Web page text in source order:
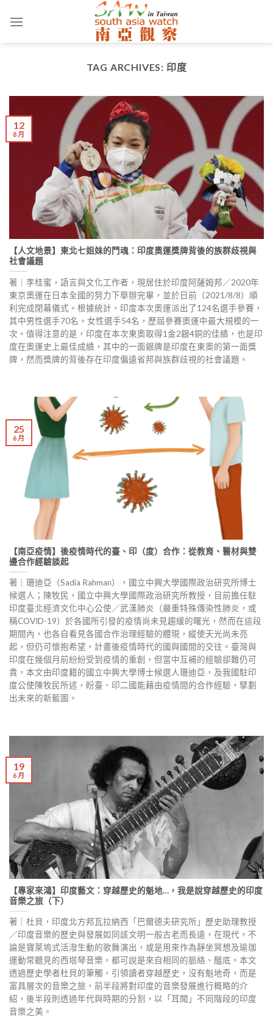
TAG ARCHIVES: 印度
【人文地景】東北七姐妹的鬥魂：印度奧運獎牌背後的族群歧視與
社會議題
著｜李桂蜜，語言與文化工作者，現居住於印度阿薩姆邦／2020年
東京奧運在日本全國的努力下舉辦完畢，並於日前（2021/8/8）順
利完成閉幕儀式。根據統計，印度本次奧運派出了124名選手參賽，
其中男性選手70名，女性選手54名，歷屆參賽奧運中最大規模的一
次。值得注意的是，印度在本次東奧取得1金2銀4銅的佳績，也是印
度在奧運史上最佳成績，其中的一面銀牌是印度在東奧的第一面獎
牌，然而獎牌的背後存在印度偏遠省邦與族群歧視的社會議題。
12
8 月
【南亞疫情】後疫情時代的臺、印（度）合作：從教育、醫材與雙
邊合作經驗談起
著｜珊迪亞（Sadia Rahman），國立中興大學國際政治研究所博士
候選人；陳牧民，國立中興大學國際政治研究所教授，目前擔任駐
印度臺北經濟文化中心公使／武漢肺炎（嚴重特殊傳染性肺炎，或
稱COVID-19）於各國所引發的疫情尚未見趨緩的曙光，然而在這段
期間內，也各自看見各國合作治理經驗的體現，縱使天光尚未亮
起，但仍可懷抱希望，計畫後疫情時代的國與國間的交往。臺灣與
印度在幾個月前紛紛受到疫情的重創，但當中互補的經驗卻難仍可
貴，本文由印度籍的國立中興大學博士候選人珊迪亞，及我國駐印
度公使陳牧民所述，盼臺、印二國能藉由疫情間的合作經驗，擘劃
出未來的新藍圖。
25
6 月
【專家來鴻】印度藝文：穿越歷史的魁地…，我是說穿越歷史的印度
音樂之旅（下）
著｜杜貝，印度北方邦瓦拉納西「巴爾德夫研究所」歷史助理教授
／印度音樂的歷史與發展如同該文明一般古老而長遠，在現代，不
論是寶萊塢式活潑生動的歌舞演出，或是用來作為靜坐冥想及瑜珈
運動常聽見的西塔琴音樂，都可說是來自相同的脈絡、醞底。本文
透過歷史學者杜貝的筆觸，引領讀者穿越歷史，沒有魁地奇，而是
富具層次的音樂之旅，前半段將對印度的音樂發展進行概略的介
紹，後半段則透過年代與時期的分割，以「耳聞」不同階段的印度
音樂之美。
19
6 月